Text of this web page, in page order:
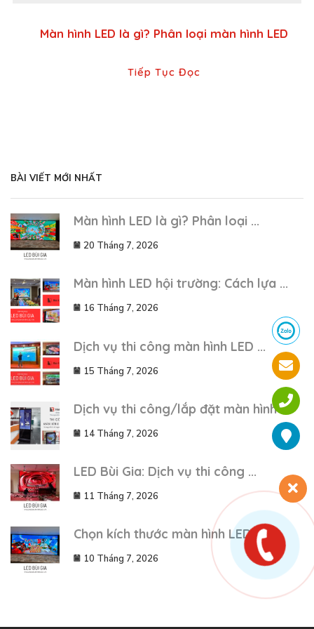
Màn hình LED là gì? Phân loại màn hình LED
Tiếp Tục Đọc
BÀI VIẾT MỚI NHẤT
Màn hình LED là gì? Phân loại ...
20 Tháng 7, 2026
Màn hình LED hội trường: Cách lựa ...
16 Tháng 7, 2026
Dịch vụ thi công màn hình LED ...
15 Tháng 7, 2026
Dịch vụ thi công/lắp đặt màn hình ...
14 Tháng 7, 2026
LED Bùi Gia: Dịch vụ thi công ...
11 Tháng 7, 2026
Chọn kích thước màn hình LED rõ ...
10 Tháng 7, 2026